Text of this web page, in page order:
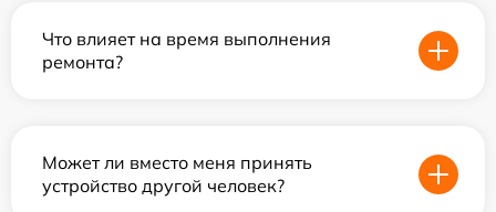
Что влияет на время выполнения
ремонта?
Может ли вместо меня принять
устройство другой человек?